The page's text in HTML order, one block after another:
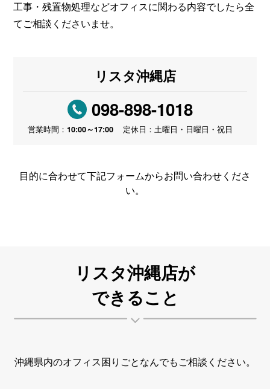
工事・残置物処理などオフィスに関わる内容でしたら全
てご相談くださいませ。
リスタ沖縄店
098-898-1018
営業時間： 10:00～17:00 定休日：土曜日・日曜日・祝日
目的に合わせて下記フォームからお問い合わせくださ
い。
リスタ沖縄店が
できること
沖縄県内のオフィス困りごとなんでもご相談ください。